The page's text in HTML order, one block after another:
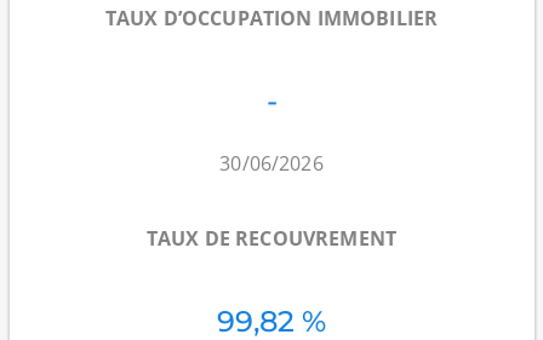
TAUX D’OCCUPATION IMMOBILIER
-
30/06/2026
TAUX DE RECOUVREMENT
99,82 %